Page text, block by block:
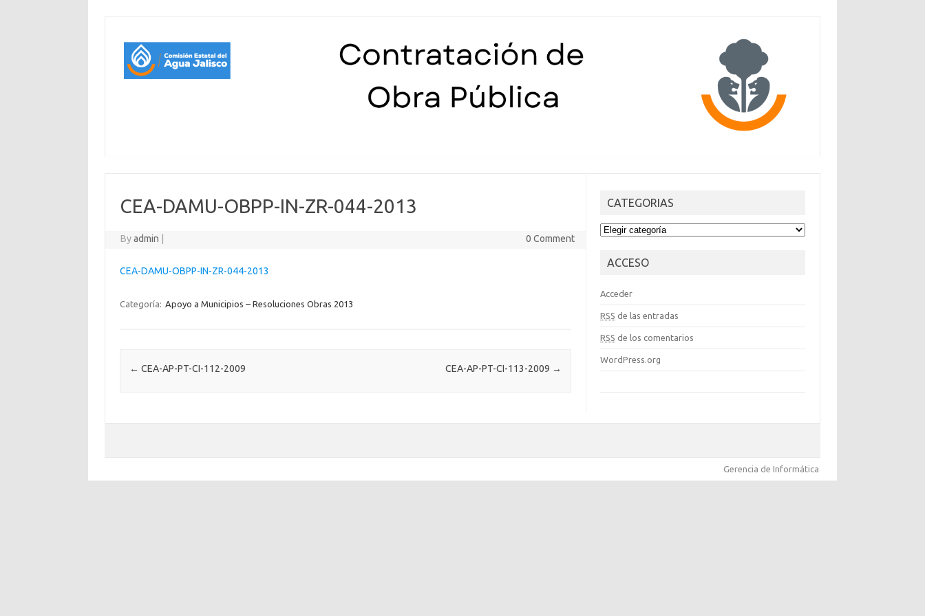
CEA-DAMU-OBPP-IN-ZR-044-2013
Byadmin 0 Comment
CEA-DAMU-OBPP-IN-ZR-044-2013
Categoría: Apoyo a Municipios – Resoluciones Obras 2013
Post navigation
← CEA-AP-PT-CI-112-2009 CEA-AP-PT-CI-113-2009 →
CATEGORIAS
CATEGORIAS
ACCESO
Acceder
RSS de las entradas
RSS de los comentarios
WordPress.org
Gerencia de Informática